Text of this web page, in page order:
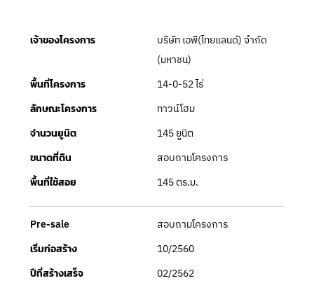
เจ้าของโครงการ
บริษัท เอพี(ไทยแลนด์) จำกัด
(มหาชน)
พื้นที่โครงการ 14-0-52 ไร่
ลักษณะโครงการ ทาวน์โฮม
จำนวนยูนิต 145 ยูนิต
ขนาดที่ดิน สอบถามโครงการ
พื้นที่ใช้สอย 145 ตร.ม.
Pre-sale สอบถามโครงการ
เริ่มก่อสร้าง 10/2560
ปีที่สร้างเสร็จ 02/2562